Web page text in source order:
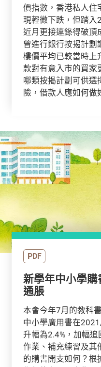
價指數，香港私人住
現輕微下跌，但踏入
近月更接連錄得破頂
曾進行銀行按揭計劃
樓價平均已較當時上
款對有意入市的買家
哪類按揭計劃可供選
險，借款人應如何做
PDF
新學年中小學購書費 升幅
通脹
本會今年7月的教科
中小學廣用書在
升幅為2.4%，加幅
作業、補充練習及其
的購書開支如何？